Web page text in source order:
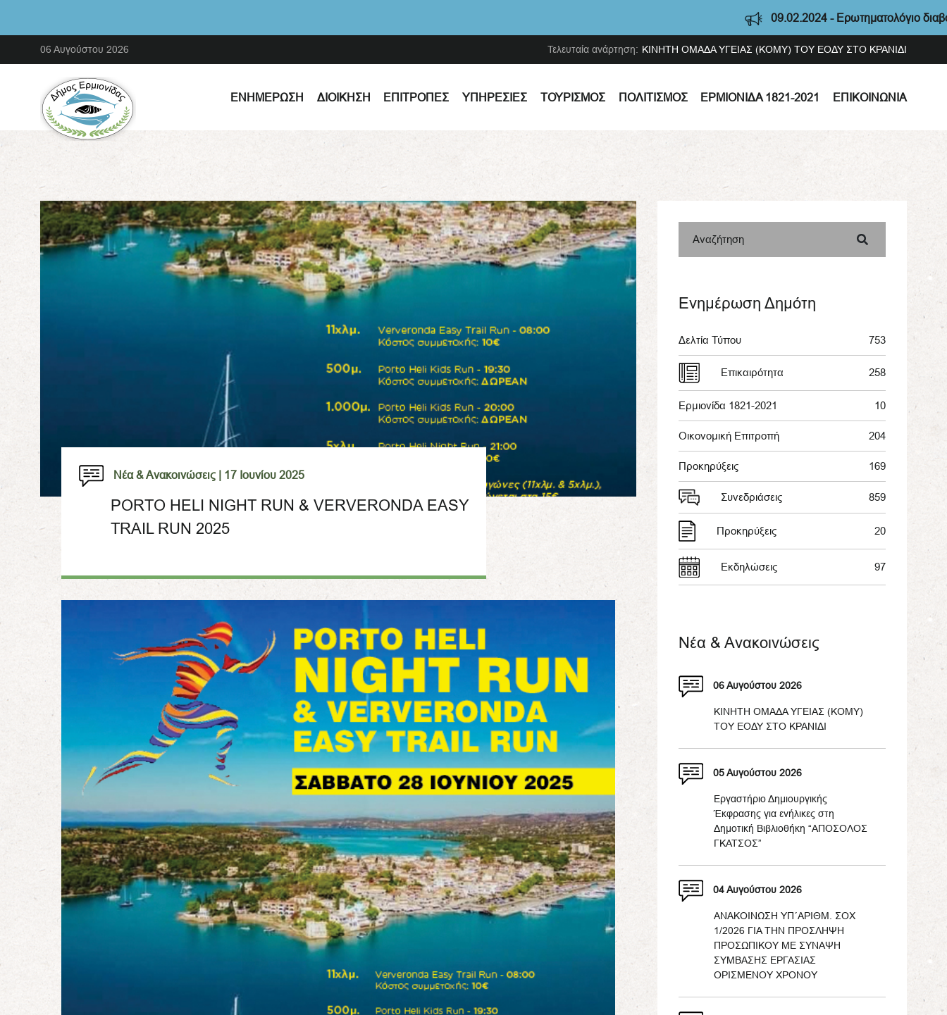
09.02.2024 - Ερωτηματολόγιο διαβούλευσης
06 Αυγούστου 2026 Τελευταία ανάρτηση: ΚΙΝΗΤΗ ΟΜΑΔΑ ΥΓΕΙΑΣ (ΚΟΜΥ) ΤΟΥ ΕΟΔΥ ΣΤΟ ΚΡΑΝΙΔΙ
ΕΝΗΜΈΡΩΣΗ ΔΙΟΊΚΗΣΗ ΕΠΙΤΡΟΠΈΣ ΥΠΗΡΕΣΊΕΣ ΤΟΥΡΙΣΜΌΣ ΠΟΛΙΤΙΣΜΌΣ ΕΡΜΙΟΝΊΔΑ 1821-2021 ΕΠΙΚΟΙΝΩΝΊΑ
Νέα & Ανακοινώσεις | 17 Ιουνίου 2025
PORTO HELI NIGHT RUN & VERVERONDA EASY
TRAIL RUN 2025
Αναζήτηση
Ενημέρωση Δημότη
Δελτία Τύπου 753
Επικαιρότητα 258
Ερμιονίδα 1821-2021 10
Οικονομική Επιτροπή 204
Προκηρύξεις 169
Συνεδριάσεις 859
Προκηρύξεις 20
Εκδηλώσεις 97
Νέα & Ανακοινώσεις
06 Αυγούστου 2026
ΚΙΝΗΤΗ ΟΜΑΔΑ ΥΓΕΙΑΣ (ΚΟΜΥ)
ΤΟΥ ΕΟΔΥ ΣΤΟ ΚΡΑΝΙΔΙ
05 Αυγούστου 2026
Εργαστήριο Δημιουργικής
Έκφρασης για ενήλικες στη
Δημοτική Βιβλιοθήκη “ΑΠΟΣΟΛΟΣ
ΓΚΑΤΣΟΣ”
04 Αυγούστου 2026
ΑΝΑΚΟΙΝΩΣΗ ΥΠ΄ΑΡΙΘΜ. ΣΟΧ
1/2026 ΓΙΑ ΤΗΝ ΠΡΟΣΛΗΨΗ
ΠΡΟΣΩΠΙΚΟΥ ΜΕ ΣΥΝΑΨΗ
ΣΥΜΒΑΣΗΣ ΕΡΓΑΣΙΑΣ
ΟΡΙΣΜΕΝΟΥ ΧΡΟΝΟΥ